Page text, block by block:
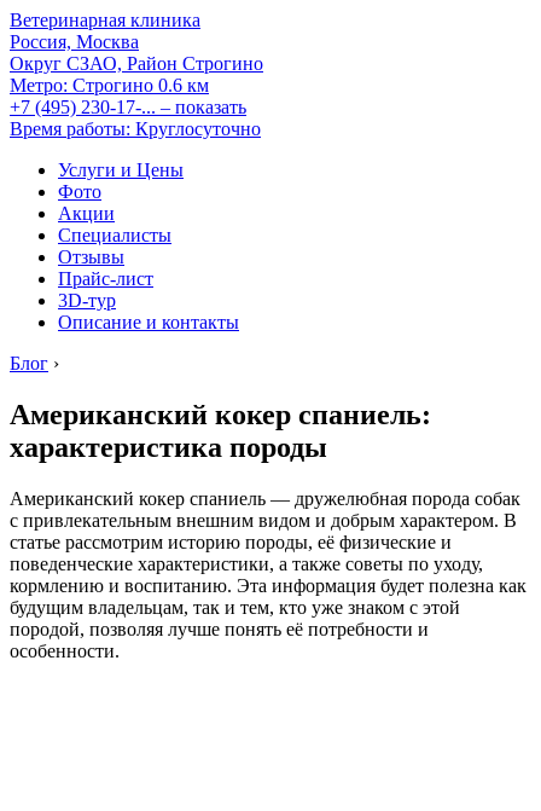
Ветеринарная клиника
Россия, Москва
Округ СЗАО, Район Строгино
Метро: Строгино 0.6 км
+7 (495) 230-17-... – показать
Время работы: Круглосуточно
Услуги и Цены
Фото
Акции
Специалисты
Отзывы
Прайс-лист
3D-тур
Описание и контакты
Блог ›
Американский кокер спаниель:
характеристика породы
Американский кокер спаниель — дружелюбная порода собак
с привлекательным внешним видом и добрым характером. В
статье рассмотрим историю породы, её физические и
поведенческие характеристики, а также советы по уходу,
кормлению и воспитанию. Эта информация будет полезна как
будущим владельцам, так и тем, кто уже знаком с этой
породой, позволяя лучше понять её потребности и
особенности.